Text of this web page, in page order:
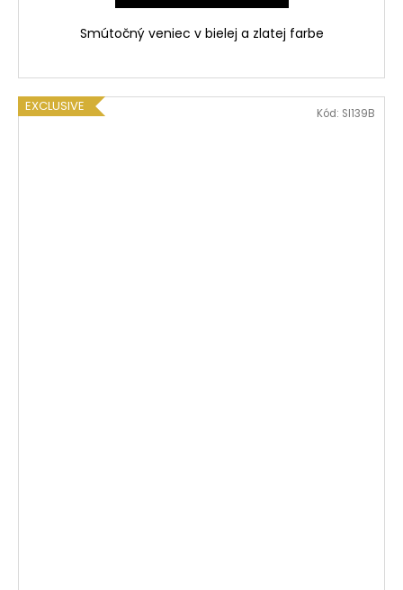
Smútočný veniec v bielej a zlatej farbe
EXCLUSIVE Kód: SI139B